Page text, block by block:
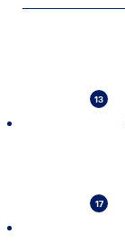
13
17